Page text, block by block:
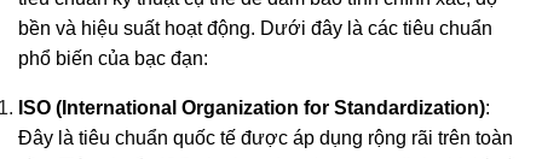
bền và hiệu suất hoạt động. Dưới đây là các tiêu chuẩn
phổ biến của bạc đạn:
ISO (International Organization for Standardization):
Đây là tiêu chuẩn quốc tế được áp dụng rộng rãi trên toàn